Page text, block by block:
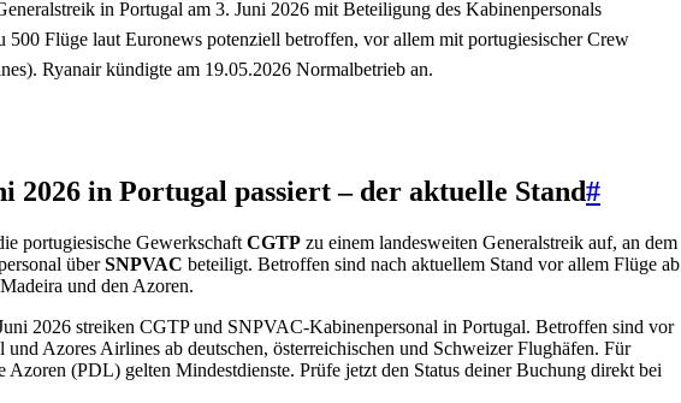
in Portugal am 3. Juni 2026 mit Beteiligung des Kabinenpersonals
Flüge laut Euronews potenziell betroffen, vor allem mit portugiesischer Crew
Ryanair kündigte am 19.05.2026 Normalbetrieb an.
2026 in Portugal passiert – der aktuelle Stand#
portugiesische Gewerkschaft CGTP zu einem landesweiten Generalstreik auf, an dem
überSNPVAC beteiligt. Betroffen sind nach aktuellem Stand vor allem Flüge ab
und den Azoren.
2026 streiken CGTP und SNPVAC-Kabinenpersonal in Portugal. Betroffen sind vor
Azores Airlines ab deutschen, österreichischen und Schweizer Flughäfen. Für
(PDL) gelten Mindestdienste. Prüfe jetzt den Status deiner Buchung direkt bei